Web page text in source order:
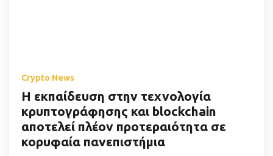
Crypto News
Η εκπαίδευση στην τεχνολογία
κρυπτογράφησης και blockchain
αποτελεί πλέον προτεραιότητα σε
κορυφαία πανεπιστήμια